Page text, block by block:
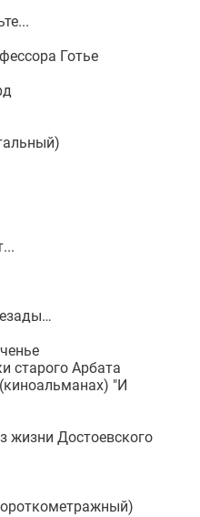
Готье
старого Арбата
"И
жизни Достоевского